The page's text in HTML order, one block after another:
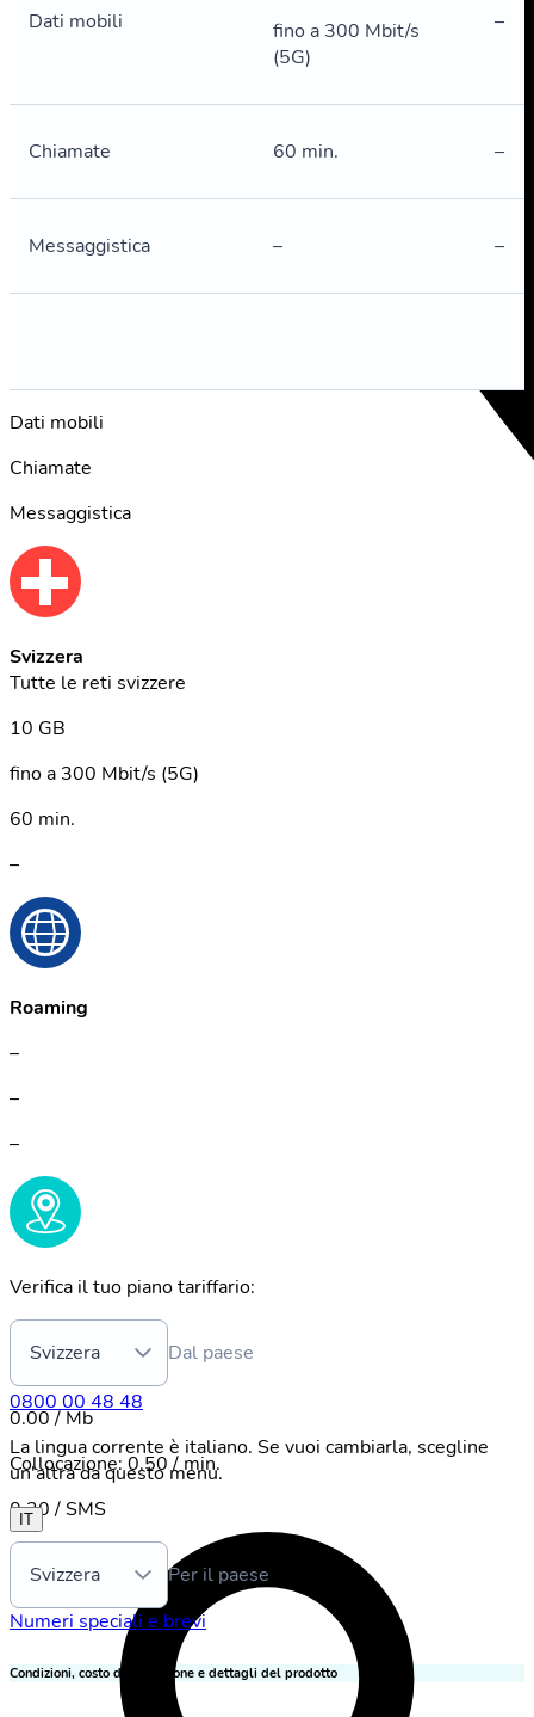
0800 00 48 48
La lingua corrente è italiano. Se vuoi cambiarla, scegline
un'altra da questo menu.
IT
Dati mobili
fino a 300 Mbit/s
(5G)
–
Chiamate 60 min. –
Messaggistica – –
Dati mobili
Chiamate
Messaggistica
Svizzera
Tutte le reti svizzere
10 GB
fino a 300 Mbit/s (5G)
60 min.
–
Roaming
–
–
–
Verifica il tuo piano tariffario:
Svizzera Dal paese
0.00 / Mb
Collocazione:0.50 / min.
0.20 / SMS
Svizzera
Per il paese
Numeri speciali e brevi
Condizioni, costo di attivazione e dettagli del prodotto